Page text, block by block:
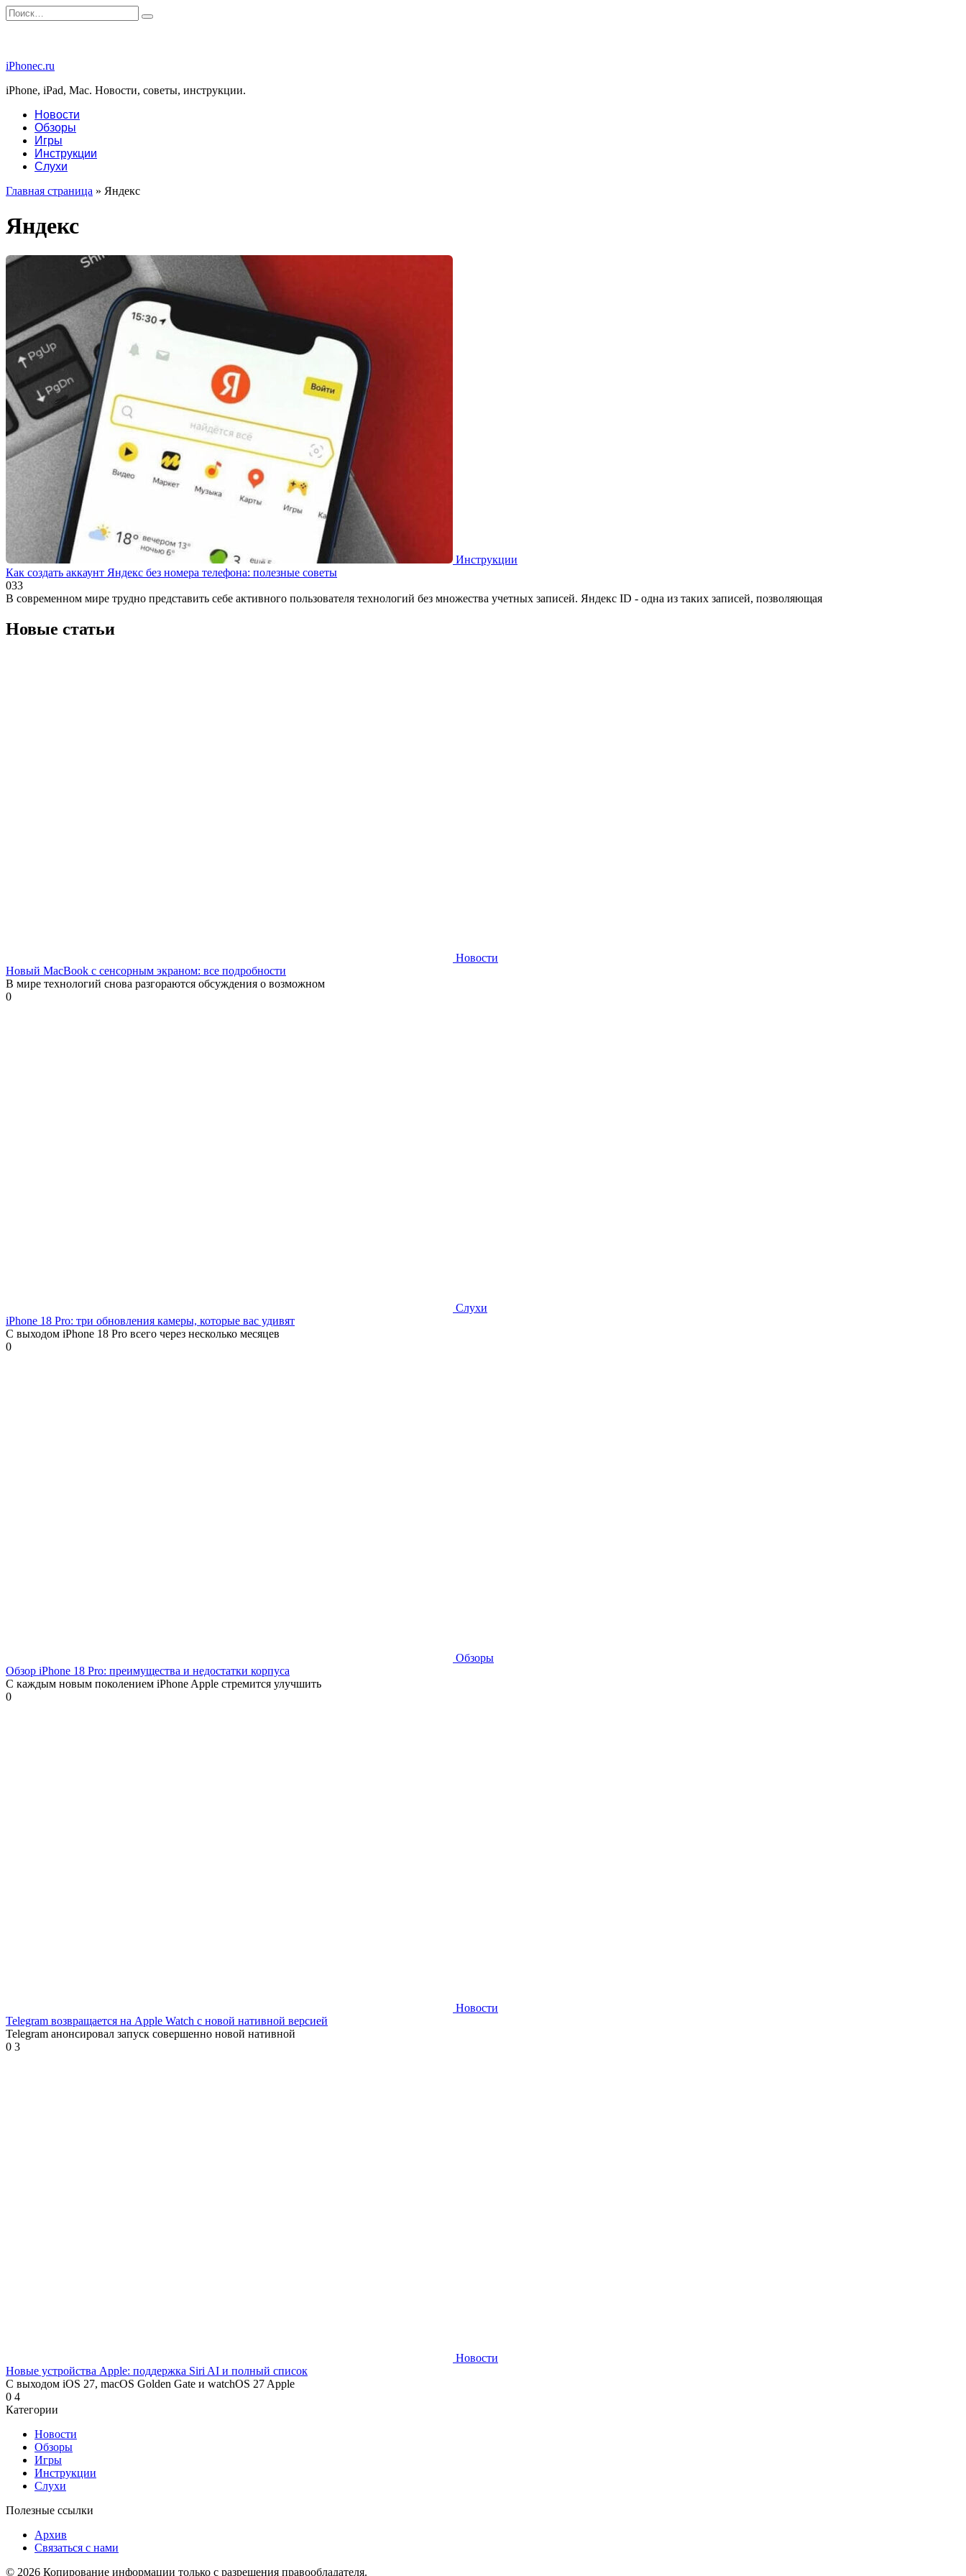
Перейти
к
Search
for:
iPhonec.ru
iPhone, iPad, Mac. Новости, советы, инструкции.
Новости
Обзоры
Игры
Инструкции
Слухи
Главная страница » Яндекс
Яндекс
Инструкции
Как создать аккаунт Яндекс без номера телефона: полезные советы
033
В современном мире трудно представить себе активного пользователя технологий без множества учетных записей. Яндекс ID - одна из таких записей, позволяющая
Новые статьи
Новости
Новый MacBook с сенсорным экраном: все подробности
В мире технологий снова разгораются обсуждения о возможном
0
Слухи
iPhone 18 Pro: три обновления камеры, которые вас удивят
С выходом iPhone 18 Pro всего через несколько месяцев
0
Обзоры
Обзор iPhone 18 Pro: преимущества и недостатки корпуса
С каждым новым поколением iPhone Apple стремится улучшить
0
Новости
Telegram возвращается на Apple Watch с новой нативной версией
Telegram анонсировал запуск совершенно новой нативной
0 3
Новости
Новые устройства Apple: поддержка Siri AI и полный список
С выходом iOS 27, macOS Golden Gate и watchOS 27 Apple
0 4
Категории
Новости
Обзоры
Игры
Инструкции
Слухи
Полезные ссылки
Архив
Связаться с нами
© 2026 Копирование информации только с разрешения правообладателя.